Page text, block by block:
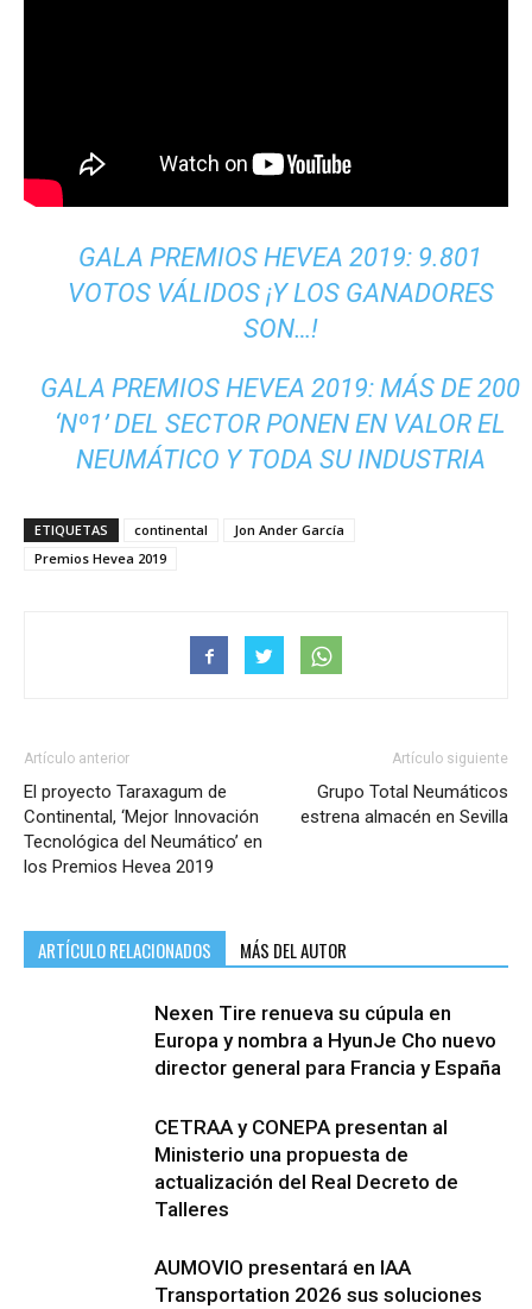
GALA PREMIOS HEVEA 2019: 9.801
VOTOS VÁLIDOS ¡Y LOS GANADORES
SON…!
GALA PREMIOS HEVEA 2019: MÁS DE 200
‘Nº1’ DEL SECTOR PONEN EN VALOR EL
NEUMÁTICO Y TODA SU INDUSTRIA
ETIQUETAS continental
Jon Ander García
Premios Hevea 2019
Artículo anterior
El proyecto Taraxagum de
Continental, ‘Mejor Innovación
Tecnológica del Neumático’ en
los Premios Hevea 2019
Artículo siguiente
Grupo Total Neumáticos
estrena almacén en Sevilla
ARTÍCULO RELACIONADOS MÁS DEL AUTOR
Nexen Tire renueva su cúpula en
Europa y nombra a HyunJe Cho nuevo
director general para Francia y España
CETRAA y CONEPA presentan al
Ministerio una propuesta de
actualización del Real Decreto de
Talleres
AUMOVIO presentará en IAA
Transportation 2026 sus soluciones